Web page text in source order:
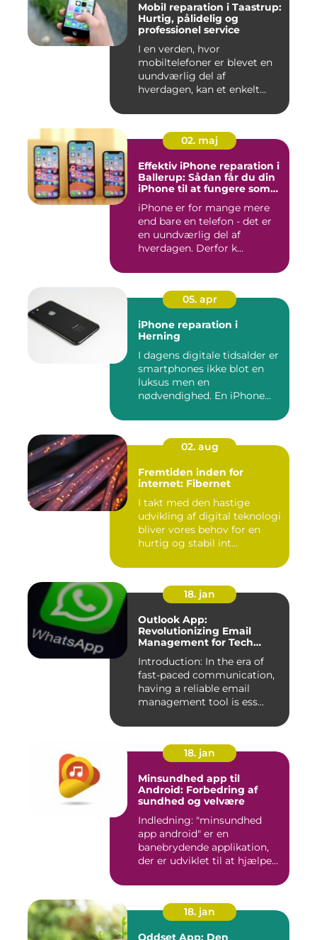
Mobil reparation i Taastrup:
Hurtig, pålidelig og
professionel service
I en verden, hvor
mobiltelefoner er blevet en
uundværlig del af
hverdagen, kan et enkelt
02. maj
Effektiv iPhone reparation i
Ballerup: Sådan får du din
iPhone til at fungere som
iPhone er for mange mere
end bare en telefon - det er
en uundværlig del af
hverdagen. Derfor k...
05. apr
iPhone reparation i
Herning
I dagens digitale tidsalder er
smartphones ikke blot en
luksus men en
nødvendighed. En iPhone...
02. aug
Fremtiden inden for
internet: Fibernet
I takt med den hastige
udvikling af digital teknologi
bliver vores behov for en
hurtig og stabil int...
18. jan
Outlook App:
Revolutionizing Email
Management for Tech
Introduction: In the era of
fast-paced communication,
having a reliable email
management tool is ess...
18. jan
Minsundhed app til
Android: Forbedring af
sundhed og velvære
Indledning: "minsundhed
app android" er en
banebrydende applikation,
der er udviklet til at hjælpe
18. jan
Oddset App: Den